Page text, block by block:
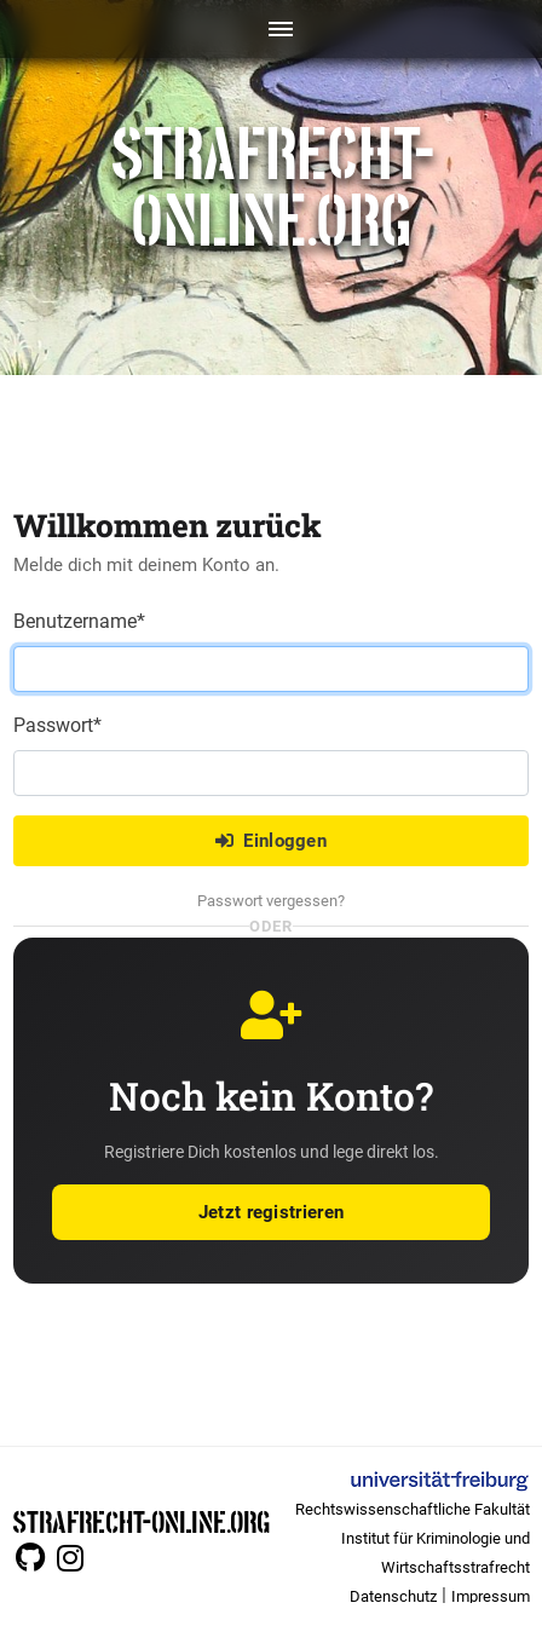
STRAFRECHT-
ONLINE.ORG
Willkommen zurück
Melde dich mit deinem Konto an.
Benutzername*
Passwort*
Einloggen
Passwort vergessen?
ODER
Noch kein Konto?
Registriere Dich kostenlos und lege direkt los.
Jetzt registrieren
STRAFRECHT-ONLINE.ORG
Rechtswissenschaftliche Fakultät
Institut für Kriminologie und
Wirtschaftsstrafrecht
Datenschutz | Impressum